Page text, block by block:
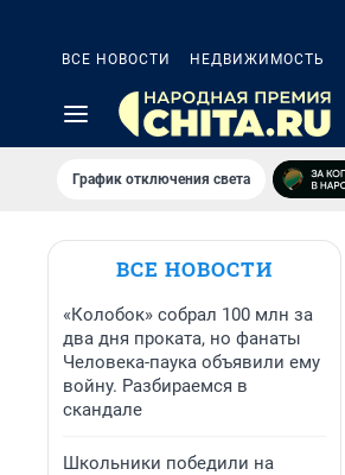
ВСЕ НОВОСТИ НЕДВИЖИМОСТЬ
График отключения света
ВСЕ НОВОСТИ
«Колобок» собрал 100 млн за
два дня проката, но фанаты
Человека-паука объявили ему
войну. Разбираемся в
скандале
Школьники победили на